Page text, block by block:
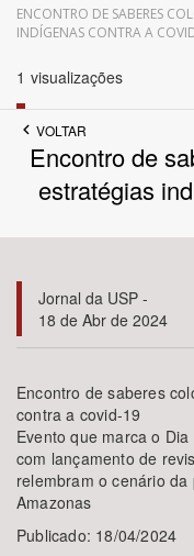
Tema
Subtema
Área de Levantamento
Área Protegida
ENCONTRO DE SABERES
INDÍGENAS CONTRA A
1 visualizações
VOLTAR
Encontro de
estratégias
Jornal da USP -
18 de Abr de 2024
Encontro de saberes
contra a covid-19
Evento que marca o
com lançamento de
relembram o cenário
Amazonas
Publicado: 18/04/2024